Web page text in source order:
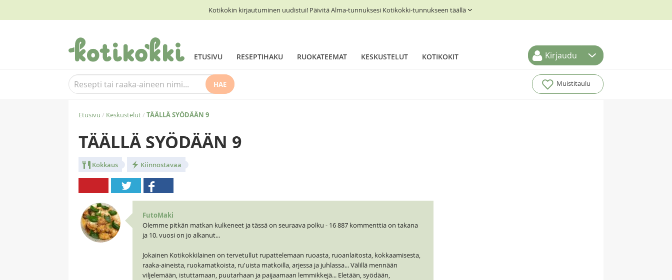
Kotikokin kirjautuminen uudistui! Päivitä Alma-tunnuksesi Kotikokki-tunnukseen täällä
ETUSIVU RESEPTIHAKU RUOKATEEMAT KESKUSTELUT KOTIKOKIT Kirjaudu
HAE Muistitaulu
Etusivu / Keskustelut/ TÄÄLLÄ SYÖDÄÄN 9
TÄÄLLÄ SYÖDÄÄN 9
Kokkaus Kiinnostavaa
FutoMaki
Olemme pitkän matkan kulkeneet ja tässä on seuraava polku - 16 887 kommenttia on takana
ja 10. vuosi on jo alkanut...
Jokainen Kotikokkilainen on tervetullut rupattelemaan ruoasta, ruoanlaitosta, kokkaamisesta,
raaka-aineista, ruokamatkoista, ru'uista matkoilla, arjessa ja juhlassa... Välillä mennään
viljelemään, istuttamaan, puutarhaan ja paijaamaan lemmikkejä... Eletään, syödään,